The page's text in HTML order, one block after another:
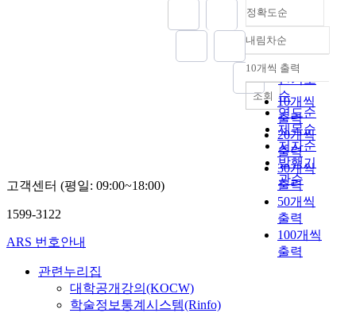
정확도순
정확도
순
인기도
순
연도순
제목순
저자순
발행기
관순
내림차순
내림차순
10개씩 출력
10개씩
출력
20개씩
출력
30개씩
출력
50개씩
출력
100개씩
출력
조회
고객센터 (평일: 09:00~18:00)
1599-3122
ARS 번호안내
관련누리집
대학공개강의(KOCW)
학술정보통계시스템(Rinfo)